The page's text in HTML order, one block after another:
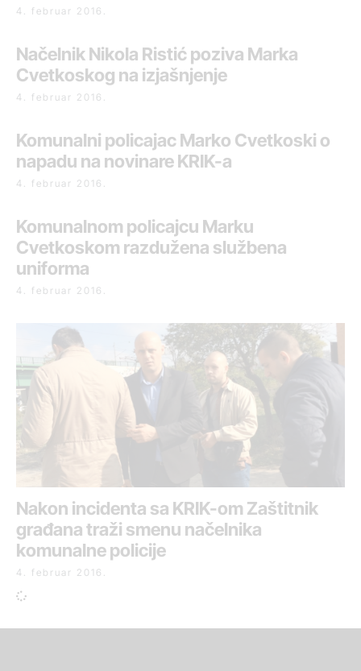
4. februar 2016.
Načelnik Nikola Ristić poziva Marka
Cvetkoskog na izjašnjenje
4. februar 2016.
Komunalni policajac Marko Cvetkoski o
napadu na novinare KRIK-a
4. februar 2016.
Komunalnom policajcu Marku
Cvetkoskom razdužena službena
uniforma
4. februar 2016.
Nakon incidenta sa KRIK-om Zaštitnik
građana traži smenu načelnika
komunalne policije
4. februar 2016.